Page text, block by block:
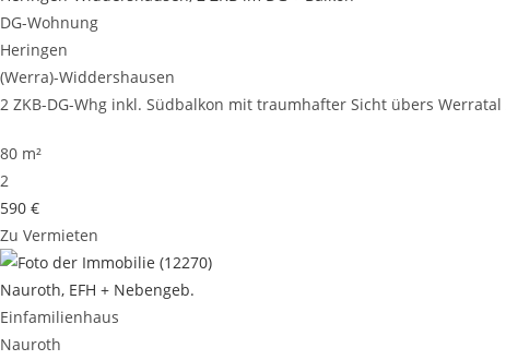
DG-Wohnung
Heringen
(Werra)-Widdershausen
2 ZKB-DG-Whg inkl. Südbalkon mit traumhafter Sicht übers
80 m²
2
590 €
Zu Vermieten
Nauroth, EFH + Nebengeb.
Einfamilienhaus
Nauroth